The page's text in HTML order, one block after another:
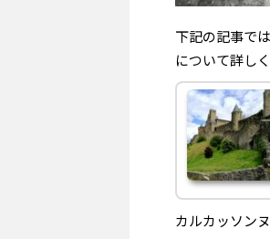
下記の記事で
について詳し
カルカッソン